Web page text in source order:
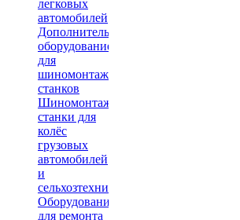
легковых
автомобилей
Дополнительное
оборудование
для
шиномонтажных
станков
Шиномонтажные
станки для
колёс
грузовых
автомобилей
и
сельхозтехники
Оборудование
для ремонта